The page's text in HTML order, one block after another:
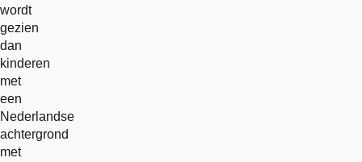
wordt
gezien
dan
kinderen
met
een
Nederlandse
achtergrond
met